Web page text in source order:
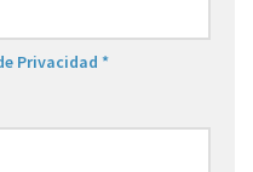
Privacidad *